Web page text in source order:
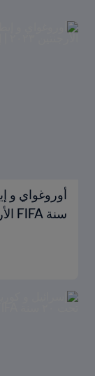
سنة FIFA الأرجنتين ٢٠٢٣ | إعادة المباراة